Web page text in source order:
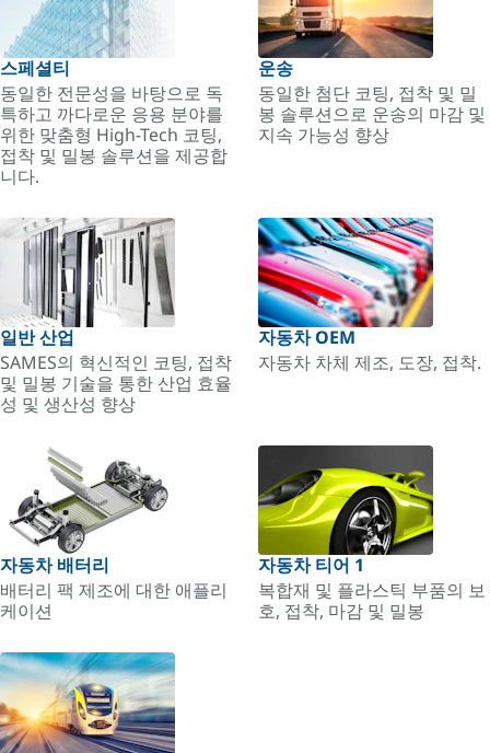
스페셜티
동일한 전문성을 바탕으로 독
특하고 까다로운 응용 분야를
위한 맞춤형 High-Tech 코팅,
접착 및 밀봉 솔루션을 제공합
니다.
운송
동일한 첨단 코팅, 접착 및 밀
봉 솔루션으로 운송의 마감 및
지속 가능성 향상
일반 산업
SAMES의 혁신적인 코팅, 접착
및 밀봉 기술을 통한 산업 효율
성 및 생산성 향상
자동차 OEM
자동차 차체 제조, 도장, 접착.
자동차 배터리
배터리 팩 제조에 대한 애플리
케이션
자동차 티어 1
복합재 및 플라스틱 부품의 보
호, 접착, 마감 및 밀봉